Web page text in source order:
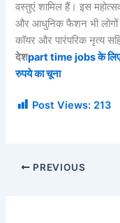
वस्तुएं शामिल हैं। इस
और आधुनिक फैशन भी लोगों
कॉयर और पारंपरिक नृत्य
देशpart time jobs के लिए
रुपये का चूना
Post Views: 213
PREVIOUS